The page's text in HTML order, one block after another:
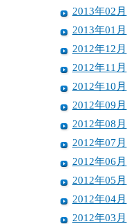
2013年02月
2013年01月
2012年12月
2012年11月
2012年10月
2012年09月
2012年08月
2012年07月
2012年06月
2012年05月
2012年04月
2012年03月